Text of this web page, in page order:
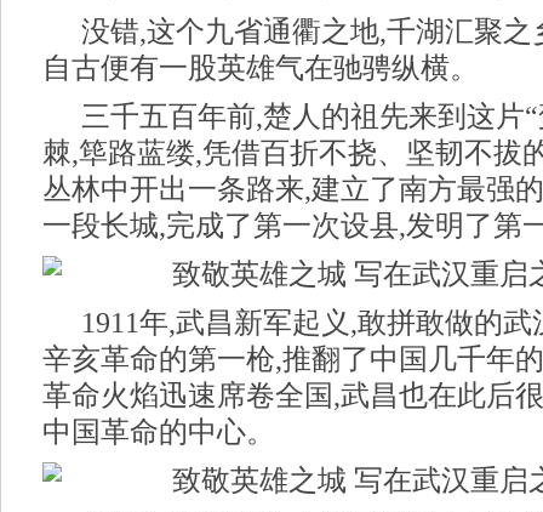
没错,这个九省通衢之地,千湖汇聚之
自古便有一股英雄气在驰骋纵横。
三千五百年前,楚人的祖先来到这片
棘,筚路蓝缕,凭借百折不挠、坚韧不拔
丛林中开出一条路来,建立了南方最强
一段长城,完成了第一次设县,发明了第
1911年,武昌新军起义,敢拼敢做的
辛亥革命的第一枪,推翻了中国几千年
革命火焰迅速席卷全国,武昌也在此后
中国革命的中心。